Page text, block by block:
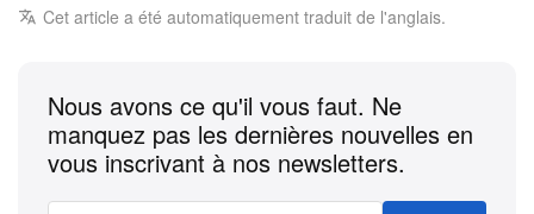
blancs éclatants qui balayent les quartiers et le bout
métallisés confère à la sneaker un éclat façon
canette, traduisant à la perfection l’identité iconique
Cet article a été automatiquement traduit de l'anglais.
Nous avons ce qu'il vous faut. Ne
manquez pas les dernières nouvelles en
vous inscrivant à nos newsletters.